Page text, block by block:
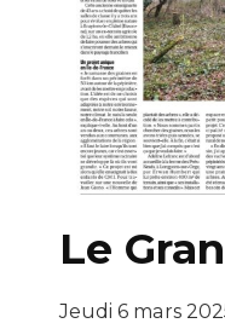
Le
Jeudi 6 mars